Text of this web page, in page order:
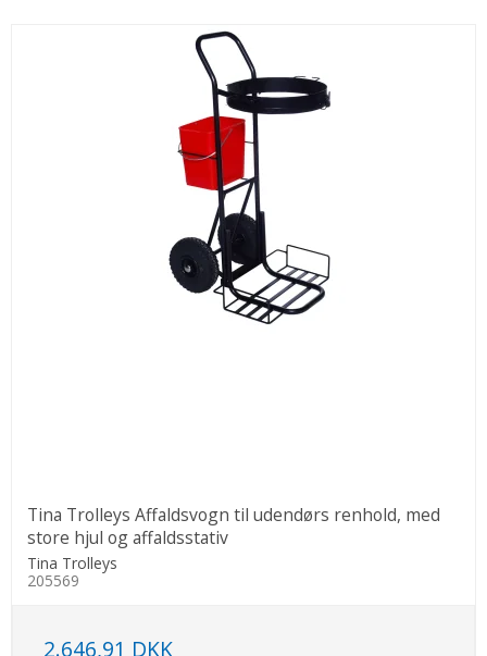
Tina Trolleys Affaldsvogn til udendørs renhold, med
store hjul og affaldsstativ
Tina Trolleys
205569
2.646,91 DKK